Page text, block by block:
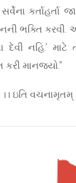
ભક્તિ કરવી.
દેવી નહિ.’
માનજ્યો.”
।। ઇતિ વચનામૃતમ્